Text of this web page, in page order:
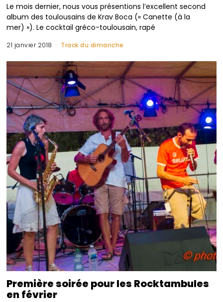
Le mois dernier, nous vous présentions l’excellent second
album des toulousains de Krav Boca (« Canette (à la
mer) »). Le cocktail gréco-toulousain, rapé
21 janvier 2018 Track du dimanche
Première soirée pour les Rocktambules
en février